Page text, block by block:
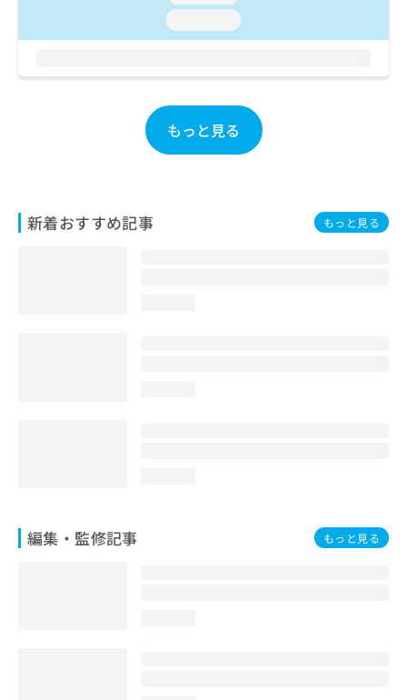
もっと見る
新着おすすめ記事 もっと見る
編集・監修記事 もっと見る